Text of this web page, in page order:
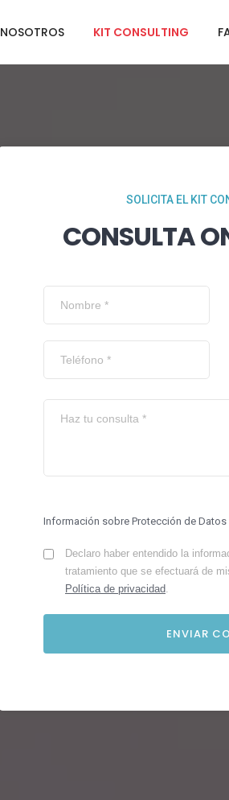
NOSOTROS KIT CONSULTING
SOLICITA EL KIT
CONSULTA
Información sobre Protección de Datos
Declaro haber entendido la
tratamiento que se efectuará de
Política de privacidad.